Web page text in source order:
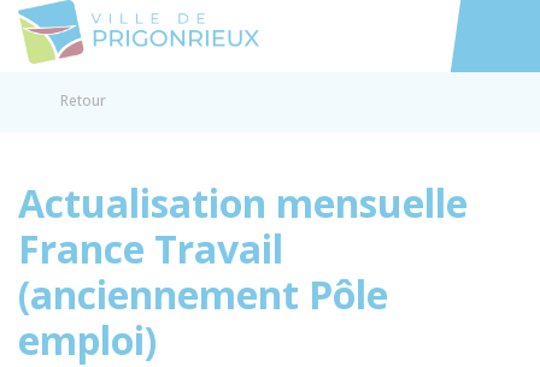
Accéder
Retour
Actualisation mensuelle
France Travail
(anciennement Pôle
emploi)